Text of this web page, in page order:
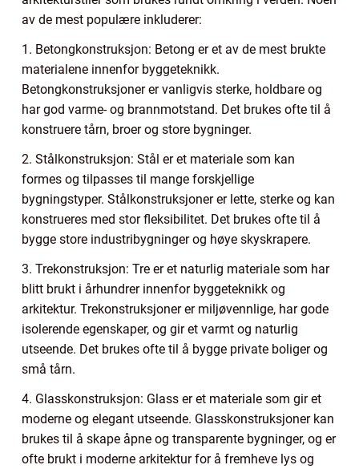
av de mest populære inkluderer:
1. Betongkonstruksjon: Betong er et av de mest brukte
materialene innenfor byggeteknikk.
Betongkonstruksjoner er vanligvis sterke, holdbare og
har god varme- og brannmotstand. Det brukes ofte til å
konstruere tårn, broer og store bygninger.
2. Stålkonstruksjon: Stål er et materiale som kan
formes og tilpasses til mange forskjellige
bygningstyper. Stålkonstruksjoner er lette, sterke og kan
konstrueres med stor fleksibilitet. Det brukes ofte til å
bygge store industribygninger og høye skyskrapere.
3. Trekonstruksjon: Tre er et naturlig materiale som har
blitt brukt i århundrer innenfor byggeteknikk og
arkitektur. Trekonstruksjoner er miljøvennlige, har gode
isolerende egenskaper, og gir et varmt og naturlig
utseende. Det brukes ofte til å bygge private boliger og
små tårn.
4. Glasskonstruksjon: Glass er et materiale som gir et
moderne og elegant utseende. Glasskonstruksjoner kan
brukes til å skape åpne og transparente bygninger, og er
ofte brukt i moderne arkitektur for å fremheve lys og